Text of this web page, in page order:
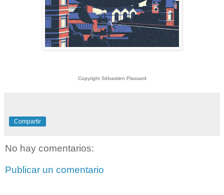
Copyright Sébastien Plassard
Compartir
No hay comentarios:
Publicar un comentario